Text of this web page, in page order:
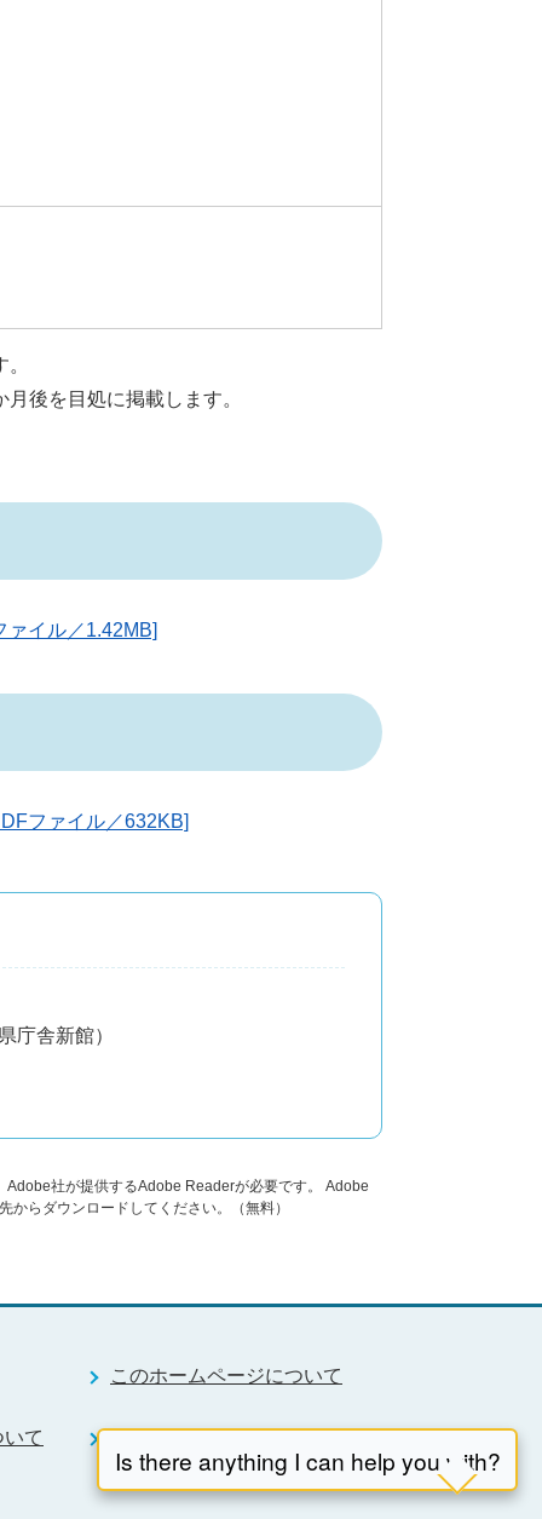
後を目処に掲載します。
イル／1.42MB]
ファイル／632KB]
庁舎新館）
社が提供するAdobe Readerが必要です。
Adobe
らダウンロードしてください。（無料）
このホームページについて
て RSS配信について